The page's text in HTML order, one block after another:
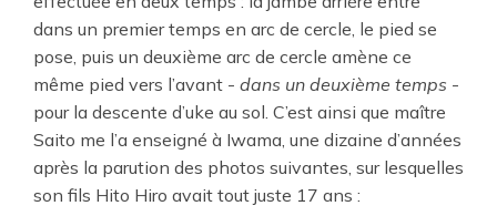
dans un premier temps en arc de cercle, le pied se
pose, puis un deuxième arc de cercle amène ce
même pied vers l’avant - dans un deuxième temps -
pour la descente d’uke au sol. C’est ainsi que maître
Saito me l’a enseigné à Iwama, une dizaine d’années
après la parution des photos suivantes, sur lesquelles
son fils Hito Hiro avait tout juste 17 ans :